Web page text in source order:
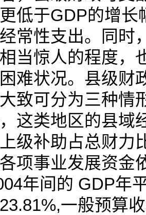
低于GDP的增
常性支出。同时
当惊人的程度，
难状况。县级财
致可分为三种
这类地区的县域
级补助占总财力
项事业发展资金
年间的 GDP年
一般预算